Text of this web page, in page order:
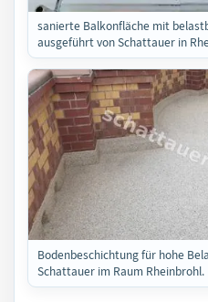
sanierte Balkonfläche mit
ausgeführt von Schattauer in
Bodenbeschichtung für hohe
Schattauer im Raum Rheinbrohl.